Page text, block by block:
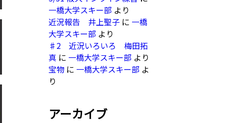
一橋大学スキー部より
近況報告 井上聖子に 一橋
大学スキー部より
♯2 近況いろいろ 梅田拓
真に 一橋大学スキー部より
宝物に 一橋大学スキー部よ
り
アーカイブ